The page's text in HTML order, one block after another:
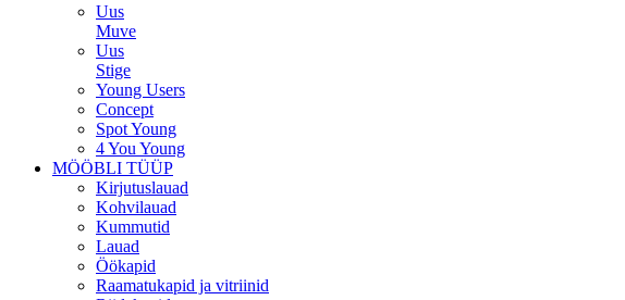
Uus
Muve
Uus
Stige
Young Users
Concept
Spot Young
4 You Young
MÖÖBLI TÜÜP
Kirjutuslauad
Kohvilauad
Kummutid
Lauad
Öökapid
Raamatukapid ja vitriinid